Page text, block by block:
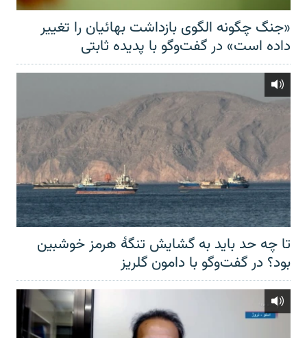
«جنگ چگونه الگوی بازداشت بهائیان را تغییر
داده است» در گفت‌وگو با پدیده ثابتی
تا چه حد باید به گشایش تنگهٔ هرمز خوشبین
بود؟ در گفت‌وگو با دامون گلریز